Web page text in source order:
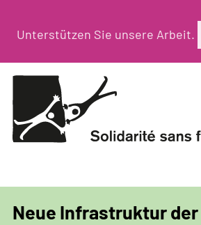
zumUnterstützen Sie unsere Arbeit.
Neue Infrastruktur der